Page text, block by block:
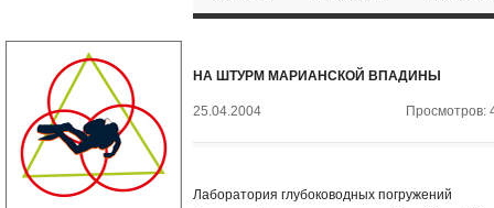
НА ШТУРМ МАРИАНСКОЙ ВПАДИНЫ
25.04.2004 Просмотров:
Лаборатория глубоководных погружений